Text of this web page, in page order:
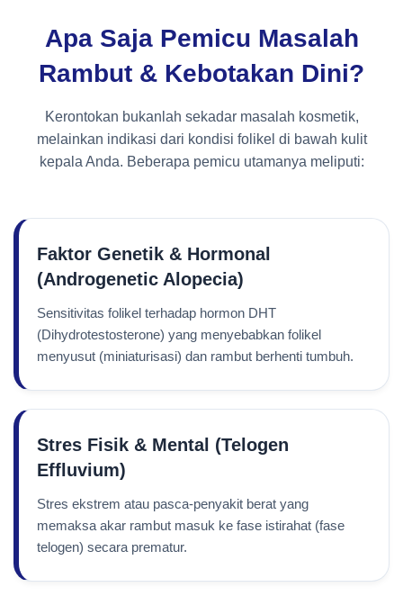
Apa Saja Pemicu Masalah
Rambut & Kebotakan Dini?
Kerontokan bukanlah sekadar masalah kosmetik,
melainkan indikasi dari kondisi folikel di bawah kulit
kepala Anda. Beberapa pemicu utamanya meliputi:
Faktor Genetik & Hormonal
(Androgenetic Alopecia)
Sensitivitas folikel terhadap hormon DHT
(Dihydrotestosterone) yang menyebabkan folikel
menyusut (miniaturisasi) dan rambut berhenti tumbuh.
Stres Fisik & Mental (Telogen
Effluvium)
Stres ekstrem atau pasca-penyakit berat yang
memaksa akar rambut masuk ke fase istirahat (fase
telogen) secara prematur.